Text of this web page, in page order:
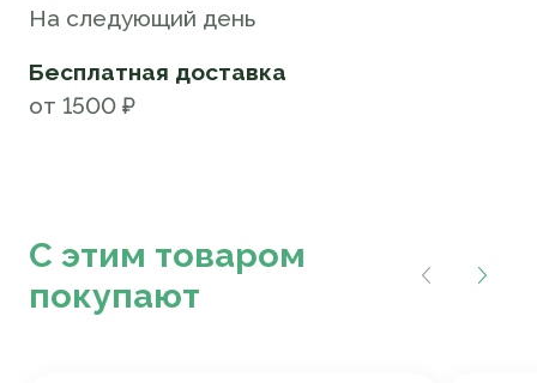
На следующий день
Бесплатная доставка
от 1500 ₽
С этим товаром
покупают